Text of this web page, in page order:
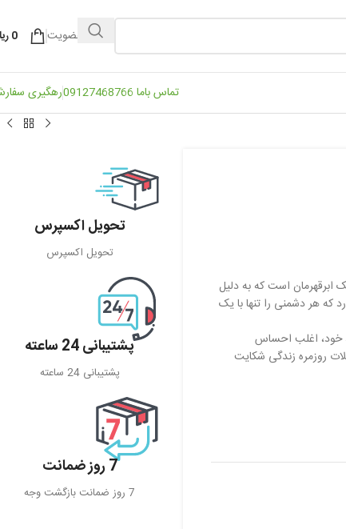
ورود / عضویت 0
تماس باما 09127468766
رهگیری
ابرقهرمان است که به دلیل
که هر دشمنی را تنها با یک
خود، اغلب احساس
روزمره زندگی شکایت
تحویل اکسپرس
تحویل اکسپرس
پشتیبانی 24 ساعته
پشتیبانی 24 ساعته
7 روز ضمانت
7 روز ضمانت بازگشت وجه